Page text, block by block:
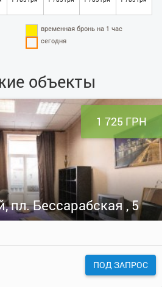
временная бронь на 1 час
сегодня
объекты
1 725 ГРН
пл. Бессарабская , 5
ПОД ЗАПРОС